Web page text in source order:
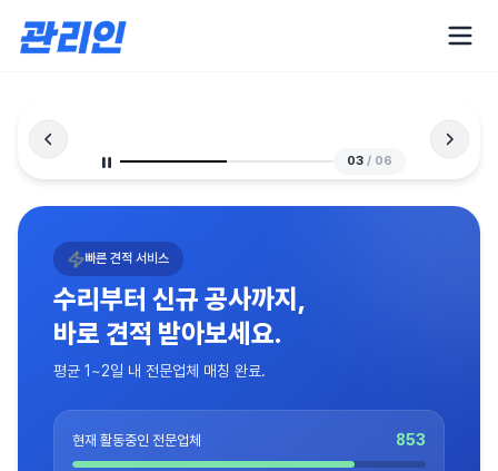
03/ 06
빠른 견적 서비스
수리부터 신규 공사까지,
바로 견적 받아보세요.
평균 1~2일 내 전문업체 매칭 완료.
현재 활동중인 전문업체 853